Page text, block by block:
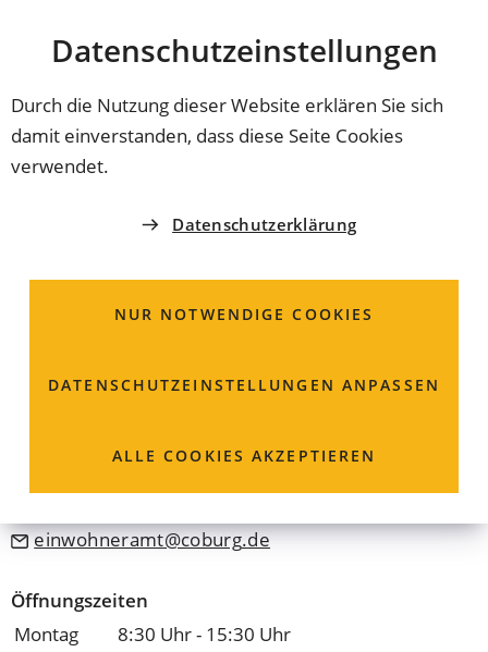
Datenschutz­einstellungen
Durch die Nutzung dieser Website erklären Sie sich
damit einverstanden, dass diese Seite Cookies
verwendet.
Datenschutzerklärung
NUR NOTWENDIGE COOKIES
DATENSCHUTZ­EINSTELLUNGEN ANPASSEN
ALLE COOKIES AKZEPTIEREN
INHALT ANSPRINGEN
Coburg
Landtags- und
Bezirkswahl
Am Viktoriabrunnen 4
einwohneramt
coburg de
Öffnungszeiten
Montag
8:30 Uhr - 15:30 Uhr